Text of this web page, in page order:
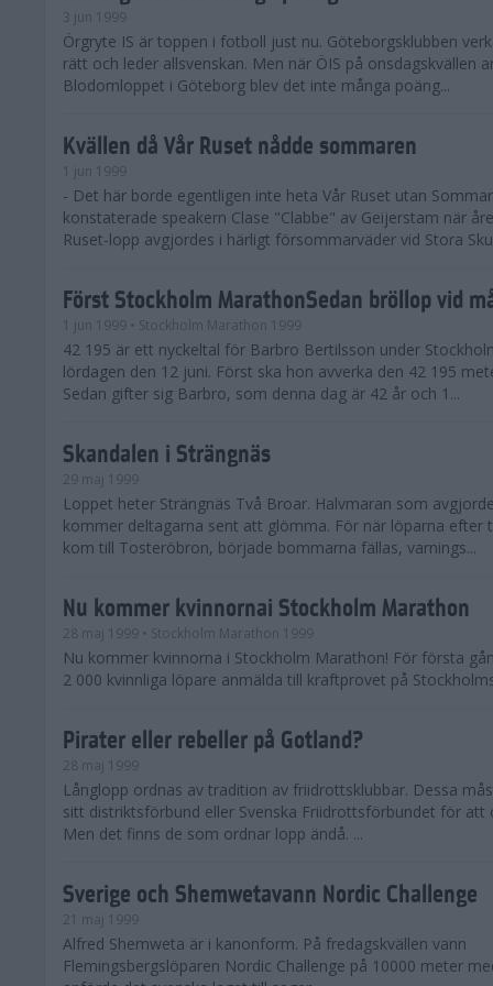
3 jun 1999
Örgryte IS är toppen i fotboll just nu. Göteborgsklubben
rätt och leder allsvenskan. Men när ÖIS på onsdagskvällen
Blodomloppet i Göteborg blev det inte många poäng...
Kvällen då Vår Ruset nådde sommaren
1 jun 1999
- Det här borde egentligen inte heta Vår Ruset utan
konstaterade speakern Clase "Clabbe" av Geijerstam när
Ruset-lopp avgjordes i härligt försommarväder vid Stora
Först Stockholm MarathonSedan bröllop vid
1 jun 1999 • Stockholm Marathon 1999
42 195 är ett nyckeltal för Barbro Bertilsson under
lördagen den 12 juni. Först ska hon avverka den 42 195
Sedan gifter sig Barbro, som denna dag är 42 år och 1...
Skandalen i Strängnäs
29 maj 1999
Loppet heter Strängnäs Två Broar. Halvmaran som
kommer deltagarna sent att glömma. För när löparna efter
kom till Tosteröbron, började bommarna fällas, varnings...
Nu kommer kvinnornai Stockholm Marathon
28 maj 1999 • Stockholm Marathon 1999
Nu kommer kvinnorna i Stockholm Marathon! För första
2 000 kvinnliga löpare anmälda till kraftprovet på
Pirater eller rebeller på Gotland?
28 maj 1999
Långlopp ordnas av tradition av friidrottsklubbar. Dessa
sitt distriktsförbund eller Svenska Friidrottsförbundet för att
Men det finns de som ordnar lopp ändå. ...
Sverige och Shemwetavann Nordic Challenge
21 maj 1999
Alfred Shemweta är i kanonform. På fredagskvällen vann
Flemingsbergslöparen Nordic Challenge på 10000 meter